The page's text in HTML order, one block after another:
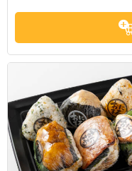
してはお問い合わせください。